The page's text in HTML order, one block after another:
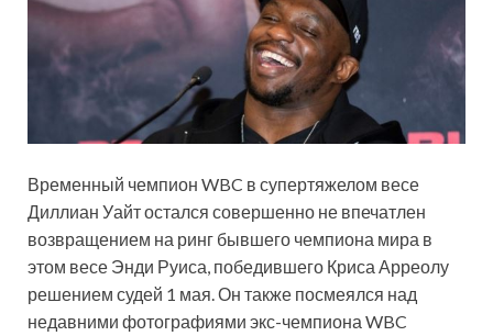
Временный чемпион WBC в супертяжелом весе
Диллиан Уайт остался совершенно не впечатлен
возвращением на ринг бывшего чемпиона мира в
этом весе Энди Руиса, победившего Криса Арреолу
решением судей 1 мая. Он также посмеялся над
недавними фотографиями экс-чемпиона WBC